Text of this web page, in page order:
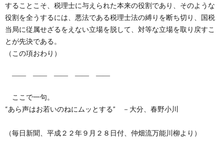
することこそ、税理士に与えられた本来の役割であり、そのような
役割を全うするには、悪法である税理士法の縛りを断ち切り、国税
当局に従属せざるをえない立場を脱して、対等な立場を取り戻すこ
とが先決である。
（この項おわり）
―― ―― ―― ―― ――
ここで一句。
“あら声はお若いのねにムッとする” －大分、春野小川
（毎日新聞、平成２２年９月２８日付、仲畑流万能川柳より）